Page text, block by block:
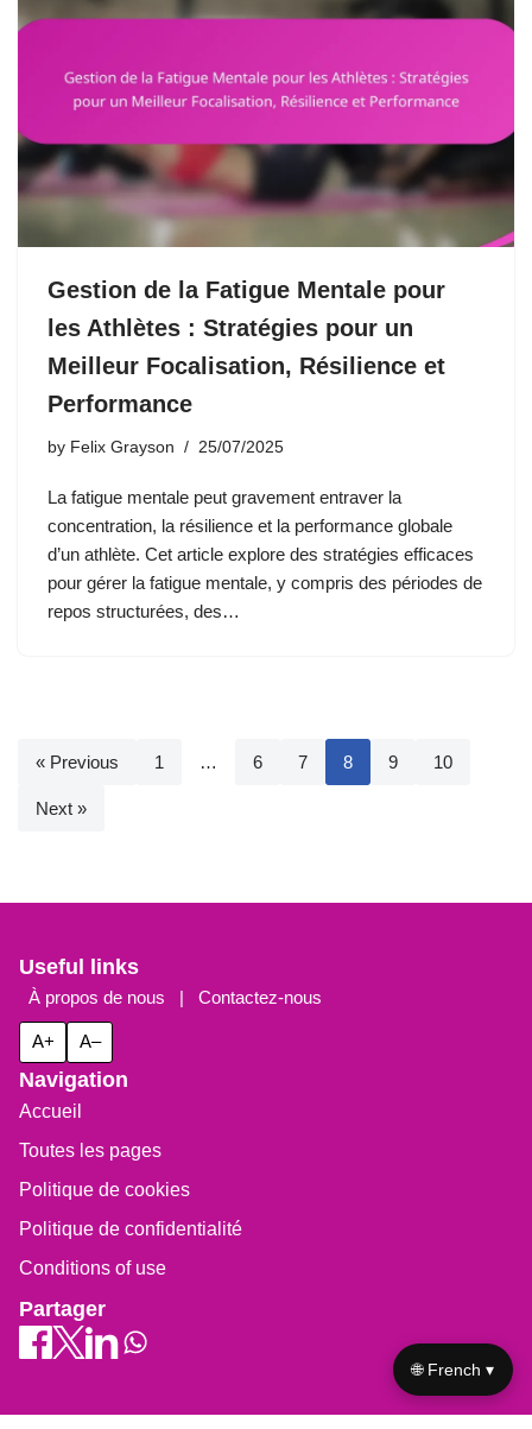
Gestion de la Fatigue Mentale pour
les Athlètes : Stratégies pour un
Meilleur Focalisation, Résilience et
Performance
by Felix Grayson 25/07/2025
La fatigue mentale peut gravement entraver la
concentration, la résilience et la performance globale
d’un athlète. Cet article explore des stratégies efficaces
pour gérer la fatigue mentale, y compris des périodes de
repos structurées, des…
« Previous 1 … 6 7 8 9 10
Next »
Useful links
À propos de nous | Contactez-nous
A+ A–
Navigation
Accueil
Toutes les pages
Politique de cookies
Politique de confidentialité
Conditions of use
Partager
🌐 French ▾